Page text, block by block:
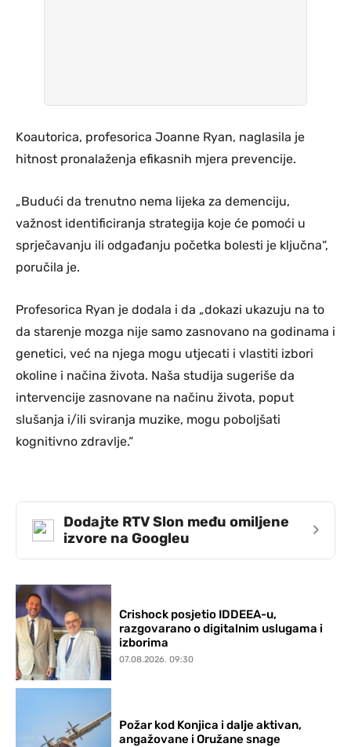
Koautorica, profesorica Joanne Ryan, naglasila je
hitnost pronalaženja efikasnih mjera prevencije.
„Budući da trenutno nema lijeka za demenciju,
važnost identificiranja strategija koje će pomoći u
sprječavanju ili odgađanju početka bolesti je ključna“,
poručila je.
Profesorica Ryan je dodala i da „dokazi ukazuju na to
da starenje mozga nije samo zasnovano na godinama i
genetici, već na njega mogu utjecati i vlastiti izbori
okoline i načina života. Naša studija sugeriše da
intervencije zasnovane na načinu života, poput
slušanja i/ili sviranja muzike, mogu poboljšati
kognitivno zdravlje.“
Dodajte RTV Slon među omiljene
izvore na Googleu
›
Crishock posjetio IDDEEA-u,
razgovarano o digitalnim uslugama i
izborima
07.08.2026. 09:30
Požar kod Konjica i dalje aktivan,
angažovane i Oružane snage